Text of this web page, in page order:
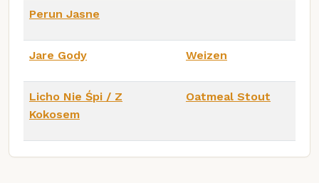
Perun Jasne
Jare Gody Weizen
Licho Nie Śpi / Z
Kokosem
Oatmeal Stout